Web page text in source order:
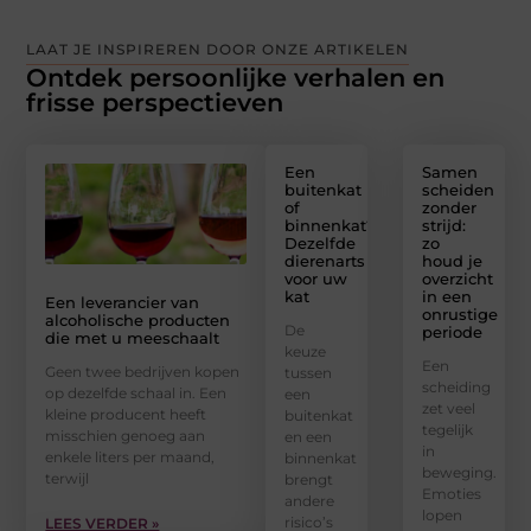
LAAT JE INSPIREREN DOOR ONZE ARTIKELEN
Ontdek persoonlijke verhalen en
frisse perspectieven
Een leverancier van
alcoholische producten
die met u meeschaalt
Geen twee bedrijven kopen
op dezelfde schaal in. Een
kleine producent heeft
misschien genoeg aan
enkele liters per maand,
terwijl
LEES VERDER »
Een
buitenkat
of
binnenkat?
Dezelfde
dierenarts
voor uw
kat
De
keuze
tussen
een
buitenkat
en een
binnenkat
brengt
andere
risico’s
Samen
scheiden
zonder
strijd:
zo
houd je
overzicht
in een
onrustige
periode
Een
scheiding
zet veel
tegelijk
in
beweging.
Emoties
lopen